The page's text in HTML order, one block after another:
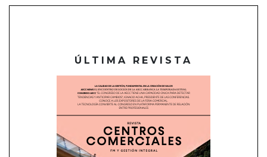
ÚLTIMA REVISTA